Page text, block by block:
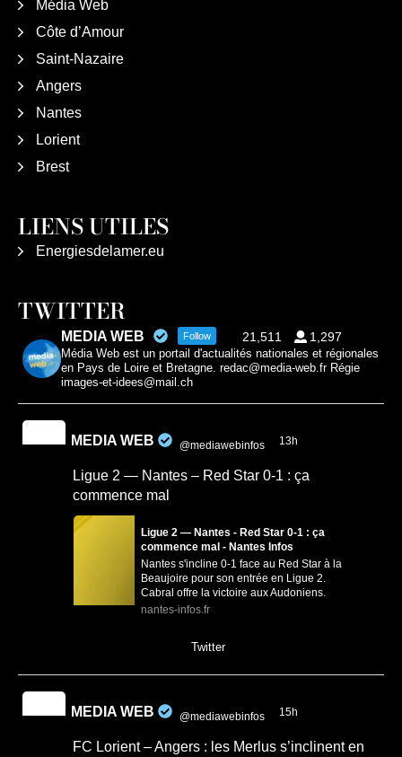
Média Web
Côte d’Amour
Saint-Nazaire
Angers
Nantes
Lorient
Brest
LIENS UTILES
Energiesdelamer.eu
TWITTER
MEDIA WEB Follow 21,511 1,297
Média Web est un portail d'actualités nationales et régionales
en Pays de Loire et Bretagne. redac@media-web.fr Régie
images-et-idees@mail.ch
MEDIA WEB @mediawebinfos 13h
Ligue 2 — Nantes – Red Star 0-1 : ça
commence mal
Ligue 2 — Nantes - Red Star 0-1 : ça
commence mal - Nantes Infos
Nantes s'incline 0-1 face au Red Star à la
Beaujoire pour son entrée en Ligue 2.
Cabral offre la victoire aux Audoniens.
nantes-infos.fr
Twitter
MEDIA WEB @mediawebinfos 15h
FC Lorient – Angers : les Merlus s’inclinent en